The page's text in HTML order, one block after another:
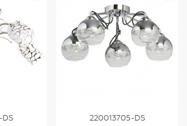
DS 220013705-DS